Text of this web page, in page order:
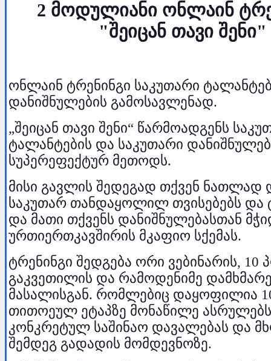
2 მოდულიანი ონლაინ
"შეიცან თავი შენი"
ონლაინ ტრენინგი საკუთარი
დანიშნულების გამოსავლენად.
„შეიცან თავი შენი“ წარმოადგენს
ტალანტების და საკუთარი
სუპერეფექტურ მეთოდს.
მისი გავლის შედეგად თქვენ ნათლად
საკუთარ თანდაყოლილ თვისებებს და
და მათი თქვენს დანიშნულებასთან
ურთიერთკავშირის მკაფიო სქემას.
ტრენინგი შედგება ორი ვებინარის, 10
გაკვეთილის და რამოდენიმე
მასალისგან. რომლებიც დაყოფილია
თითოეულ ეტაპზე მონაწილე ასრულებს
კონკრეტულ საშინაო დავალებას და
შემდეგ გადადის მომდევნოზე.